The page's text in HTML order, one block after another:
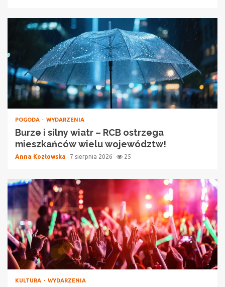
POGODA WYDARZENIA
Burze i silny wiatr – RCB ostrzega
mieszkańców wielu województw!
Anna Kozłowska 7 sierpnia 2026 25
KULTURA WYDARZENIA